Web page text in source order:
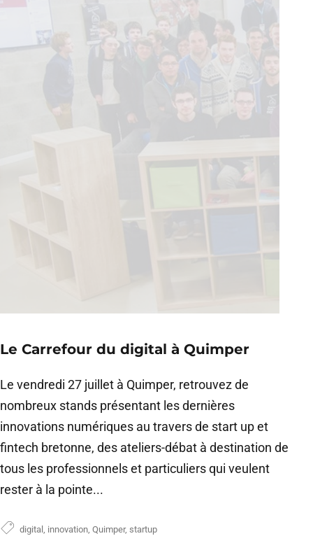
Le Carrefour du digital à Quimper
Le vendredi 27 juillet à Quimper, retrouvez de
nombreux stands présentant les dernières
innovations numériques au travers de start up et
fintech bretonne, des ateliers-débat à destination de
tous les professionnels et particuliers qui veulent
rester à la pointe...
digital innovation Quimper, startup